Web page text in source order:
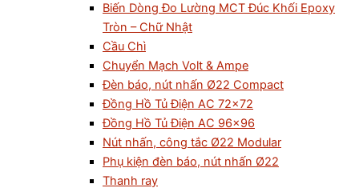
Biến Dòng Đo Lường MCT Đúc Khối Epoxy
Tròn – Chữ Nhật
Cầu Chì
Chuyển Mạch Volt & Ampe
Đèn báo, nút nhấn Ø22 Compact
Đồng Hồ Tủ Điện AC 72×72
Đồng Hồ Tủ Điện AC 96×96
Nút nhấn, công tắc Ø22 Modular
Phụ kiện đèn báo, nút nhấn Ø22
Thanh ray